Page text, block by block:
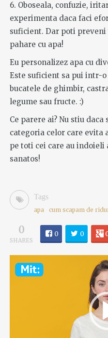
6. Oboseala, confuzie,
experimenta daca faci
suficient. Dar poti
pahare cu apa!
Eu personalizez apa cu
Este suficient sa pui intr-o
bucatele de ghimbir,
legume sau fructe. :)
Ce parere ai? Nu stiu
categoria celor care evita
pe toti cei care au indoieli
sanatos!
Tags
apa cum scapam de
0
SHARES
0 0
Player